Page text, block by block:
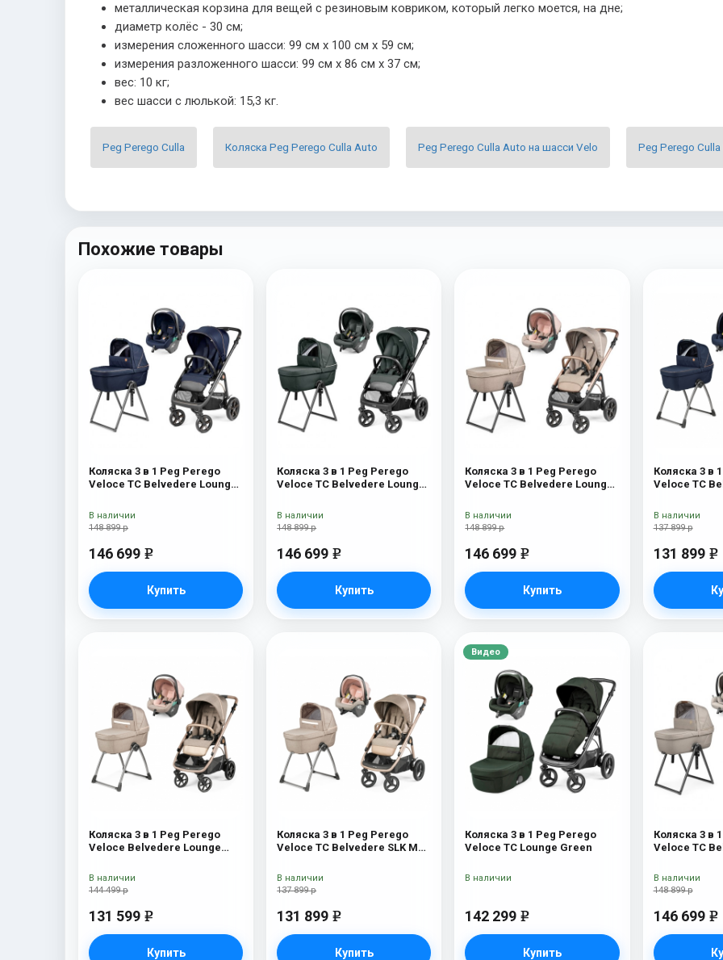
металлическая корзина для вещей с резиновым ковриком, который легко моется, на дне;
диаметр колёс - 30 см;
измерения сложенного шасси: 99 см х 100 см х 59 см;
измерения разложенного шасси: 99 см х 86 см х 37 см;
вес: 10 кг;
вес шасси с люлькой: 15,3 кг.
Peg Perego Culla Коляска Peg Perego Culla Auto Peg Perego Culla Auto на шасси Velo Peg Perego Culla
Похожие товары
Коляска 3 в 1 Peg Perego
Veloce TC Belvedere Lounge
148 899 р
146 699 e
Купить
В наличии
Коляска 3 в 1 Peg Perego
Veloce TC Belvedere Lounge
148 899 р
146 699 e
Купить
В наличии
Коляска 3 в 1 Peg Perego
Veloce TC Belvedere Lounge
148 899 р
146 699 e
Купить
В наличии
Коляска 3 в
Veloce TC
137 899 р
131 899 e
В наличии
Коляска 3 в 1 Peg Perego
Veloce Belvedere Lounge
144 499 р
131 599 e
Купить
В наличии
Коляска 3 в 1 Peg Perego
Veloce TC Belvedere SLK Mon
137 899 р
131 899 e
Купить
В наличии
Видео
Коляска 3 в 1 Peg Perego
Veloce TC Lounge Green
142 299 e
Купить
В наличии
Коляска 3 в
Veloce TC
148 899 р
146 699 e
В наличии